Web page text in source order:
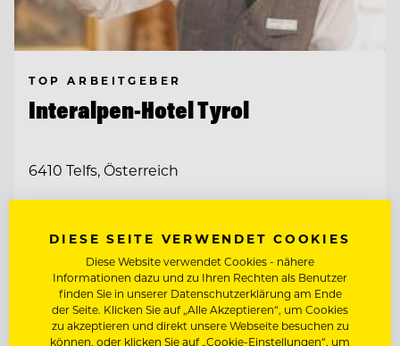
TOP ARBEITGEBER
Interalpen-Hotel Tyrol
6410 Telfs, Österreich
& ADMINISTRATION
SALES MANAGER (M/W/D)
Entdecke alle Jobs
DIESE SEITE VERWENDET COOKIES
Diese Website verwendet Cookies - nähere
Informationen dazu und zu Ihren Rechten als Benutzer
finden Sie in unserer Datenschutzerklärung am Ende
der Seite. Klicken Sie auf „Alle Akzeptieren“, um Cookies
zu akzeptieren und direkt unsere Webseite besuchen zu
können, oder klicken Sie auf „Cookie-Einstellungen“, um